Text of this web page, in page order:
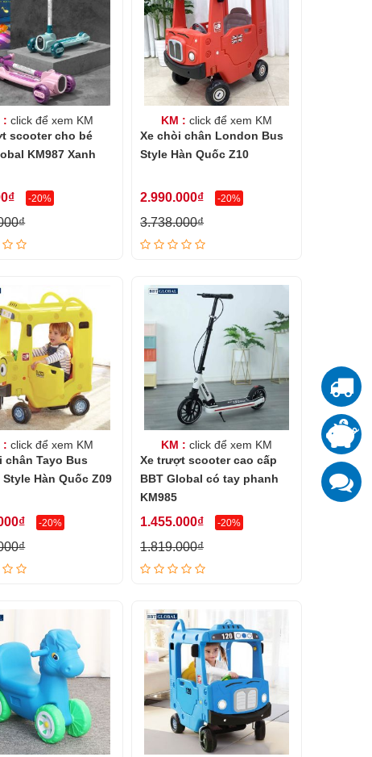
: click để xem KM
scooter cho bé
KM987 Xanh
-20%
KM : click để xem KM
Xe chòi chân London Bus
Style Hàn Quốc Z10
2.990.000₫ -20%
3.738.000₫
: click để xem KM
chân Tayo Bus
Hàn Quốc Z09
-20%
KM : click để xem KM
Xe trượt scooter cao cấp
BBT Global có tay phanh
KM985
1.455.000₫ -20%
1.819.000₫